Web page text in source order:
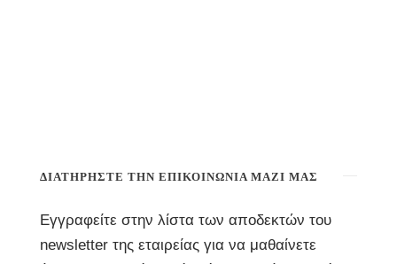
ΔΙΑΤΗΡΉΣΤΕ ΤΗΝ ΕΠΙΚΟΙΝΩΝΊΑ ΜΑΖΊ ΜΑΣ
Εγγραφείτε στην λίστα των αποδεκτών του
newsletter της εταιρείας για να μαθαίνετε